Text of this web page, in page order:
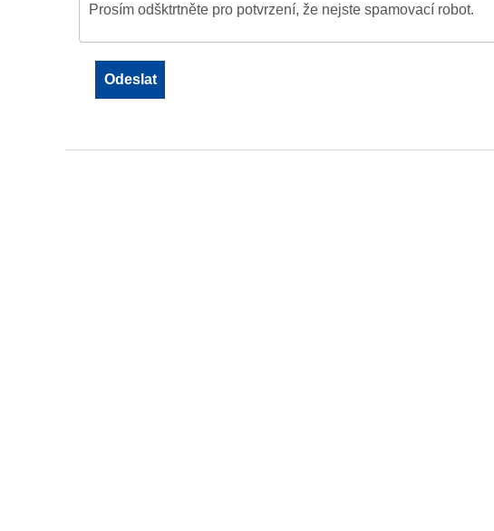
Prosím odšktrtněte pro potvrzení, že nejste spamovací robot.